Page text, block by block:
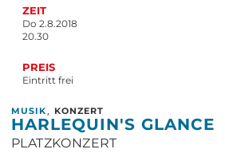
ZEIT
Do 2.8.2018
20.30
PREIS
Eintritt frei
MUSIK , KONZERT
HARLEQUIN'S GLANCE
PLATZKONZERT